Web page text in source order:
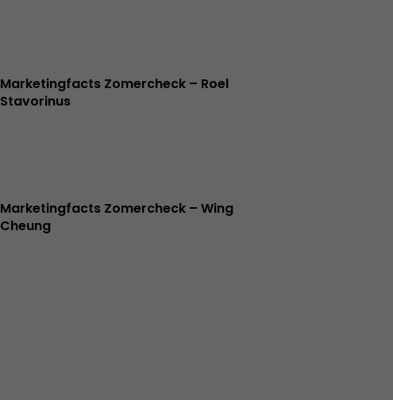
Marketingfacts Zomercheck – Roel
Stavorinus
Marketingfacts Zomercheck – Wing
Cheung